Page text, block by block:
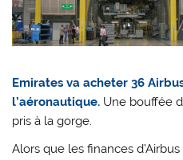
Emirates va acheter 36
l’aéronautique. Une bouffée
pris à la gorge.
Alors que les finances